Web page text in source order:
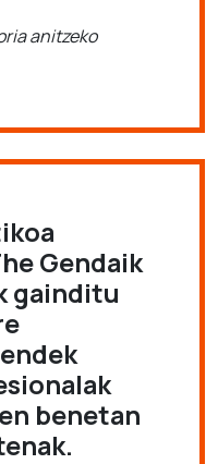
anitzeko
Gendaik
gainditu
benetan